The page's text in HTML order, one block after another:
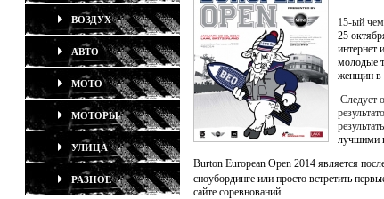
ВОЗДУХ
АВТО
МОТО
МОТОРЫ
УЛИЦА
РАЗНОЕ
15-ый
25
интернет
молодые
женщин в
Следует
лучшими
Burton European Open 2014 является
сноубординге или просто встретить
сайте соревнований.